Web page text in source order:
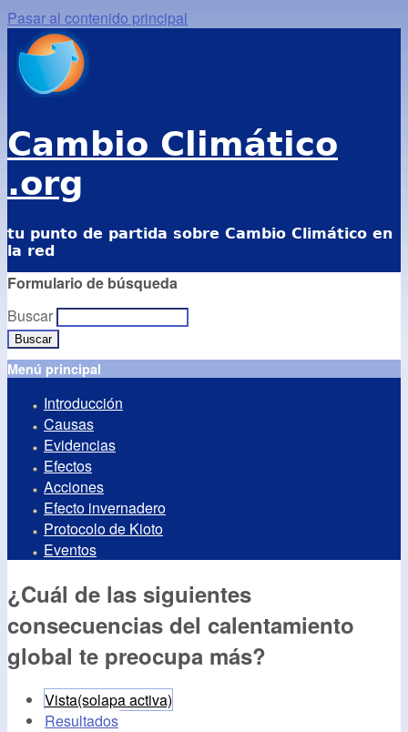
Pasar al contenido principal
Cambio Climático
.org
tu punto de partida sobre Cambio Climático en
la red
Formulario de búsqueda
Buscar
Menú principal
Introducción
Causas
Evidencias
Efectos
Acciones
Efecto invernadero
Protocolo de Kioto
Eventos
¿Cuál de las siguientes
consecuencias del calentamiento
global te preocupa más?
Vista(solapa activa)
Resultados